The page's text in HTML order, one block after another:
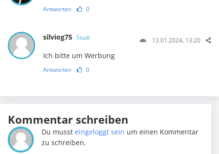
Antworten 0
silviog75 Studi 13.01.2024, 13:20
Ich bitte um Werbung
Antworten 0
Kommentar schreiben
Du mussteingeloggt sein um einen Kommentar
zu schreiben.